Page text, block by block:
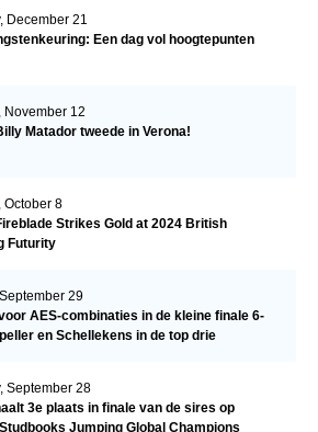
December 21
Een dag vol hoogtepunten
November 12
Matador tweede in Verona!
October 8
Strikes Gold at 2024 British
Futurity
29
AES-combinaties in de kleine finale 6-
en Schellekens in de top drie
September 28
3e plaats in finale van de sires op
Jumping Global Champions